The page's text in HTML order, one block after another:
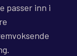
passer inn i